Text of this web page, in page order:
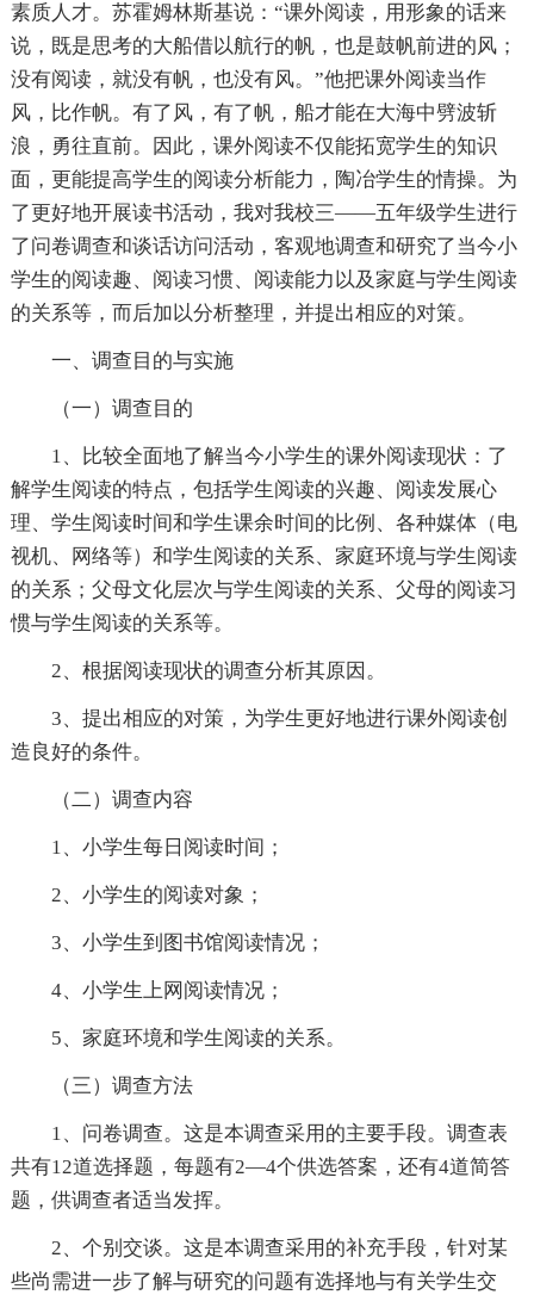
素质人才。苏霍姆林斯基说：“课外阅读，用形象的话来
说，既是思考的大船借以航行的帆，也是鼓帆前进的风；
没有阅读，就没有帆，也没有风。”他把课外阅读当作
风，比作帆。有了风，有了帆，船才能在大海中劈波斩
浪，勇往直前。因此，课外阅读不仅能拓宽学生的知识
面，更能提高学生的阅读分析能力，陶冶学生的情操。为
了更好地开展读书活动，我对我校三——五年级学生进行
了问卷调查和谈话访问活动，客观地调查和研究了当今小
学生的阅读趣、阅读习惯、阅读能力以及家庭与学生阅读
的关系等，而后加以分析整理，并提出相应的对策。
一、调查目的与实施
（一）调查目的
1、比较全面地了解当今小学生的课外阅读现状：了
解学生阅读的特点，包括学生阅读的兴趣、阅读发展心
理、学生阅读时间和学生课余时间的比例、各种媒体（电
视机、网络等）和学生阅读的关系、家庭环境与学生阅读
的关系；父母文化层次与学生阅读的关系、父母的阅读习
惯与学生阅读的关系等。
2、根据阅读现状的调查分析其原因。
3、提出相应的对策，为学生更好地进行课外阅读创
造良好的条件。
（二）调查内容
1、小学生每日阅读时间；
2、小学生的阅读对象；
3、小学生到图书馆阅读情况；
4、小学生上网阅读情况；
5、家庭环境和学生阅读的关系。
（三）调查方法
1、问卷调查。这是本调查采用的主要手段。调查表
共有12道选择题，每题有2—4个供选答案，还有4道简答
题，供调查者适当发挥。
2、个别交谈。这是本调查采用的补充手段，针对某
些尚需进一步了解与研究的问题有选择地与有关学生交